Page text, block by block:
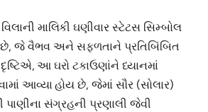
માલિકી ઘણીવાર સ્ટેટસ સિમ્બોલ
છે, જે વૈભવ અને સફળતાને પ્રતિબિંબિત
આ ઘરો ટકાઉણાંને ધ્યાનમાં
આવ્યા હોય છે, જેમાં સૌર (સોલાર)
સંગ્રહની પ્રણાલી જેવી